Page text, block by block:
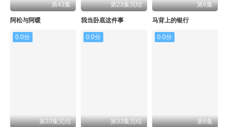
第43集
阿松与阿暖
第23集完结
我当卧底这件事
第6集
马背上的银行
0.0分
第33集完结
0.0分
第33集完结
0.0分
第6集